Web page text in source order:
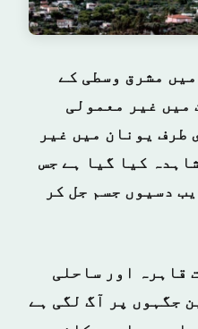
مشرق وسطی کے
میں غیر معمولی
طرف یونان میں غیر
کیا گیا ہے جس
دسیوں جسم جل کر
قاہرہ اور ساحلی
جگہوں پر آگ لگی ہے